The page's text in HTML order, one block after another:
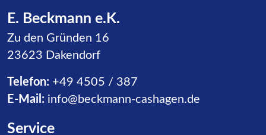
E. Beckmann e.K.
Zu den Gründen 16
23623 Dakendorf
Telefon: +49 4505 / 387
E-Mail: info@beckmann-cashagen.de
Service